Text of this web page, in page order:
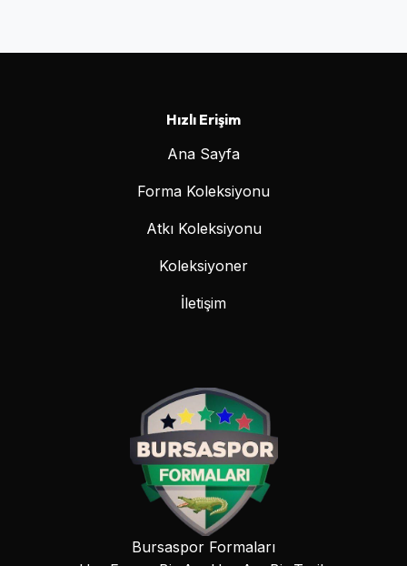
Hızlı Erişim
Ana Sayfa
Forma Koleksiyonu
Atkı Koleksiyonu
Koleksiyoner
İletişim
Bursaspor Formaları